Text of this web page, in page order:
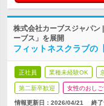
株式会社カーブスジャパン
ーブス」を展開
フィットネスクラブの
正社員 業種未経験OK
第二新卒歓迎 女性のおし
情報更新日：2026/04/21 終了